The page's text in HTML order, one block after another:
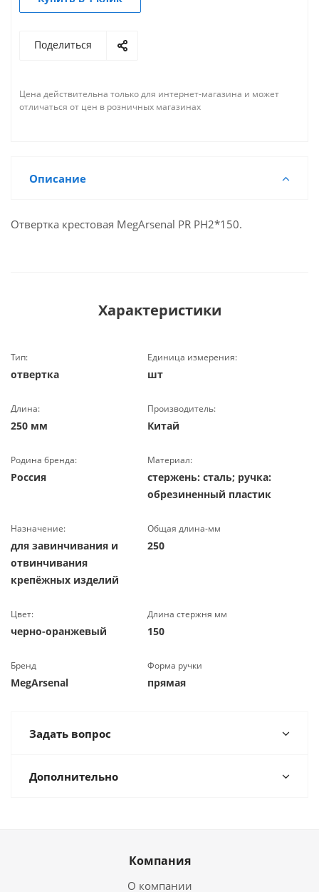
Поделиться
Цена действительна только для интернет-магазина и может
отличаться от цен в розничных магазинах
Описание
Отвертка крестовая MegArsenal PR PH2*150.
Характеристики
Тип:
отвертка
Единица измерения:
шт
Длина:
250 мм
Производитель:
Китай
Родина бренда:
Россия
Материал:
стержень: сталь; ручка:
обрезиненный пластик
Назначение:
для завинчивания и
отвинчивания
крепёжных изделий
Общая длина-мм
250
Цвет:
черно-оранжевый
Длина стержня мм
150
Бренд
MegArsenal
Форма ручки
прямая
Задать вопрос
Дополнительно
Компания
О компании